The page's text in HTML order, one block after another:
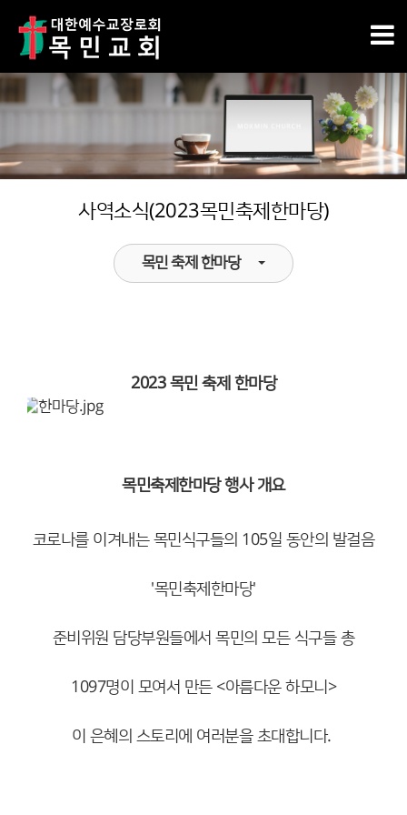
사역소식(2023목민축제한마당)
목민 축제 한마당
2023 목민 축제 한마당
목민축제한마당 행사 개요
코로나를 이겨내는 목민식구들의 105일 동안의 발걸음
'목민축제한마당'
준비위원 담당부원들에서 목민의 모든 식구들 총
1097명이 모여서 만든 <아름다운 하모니>
이 은혜의 스토리에 여러분을 초대합니다.